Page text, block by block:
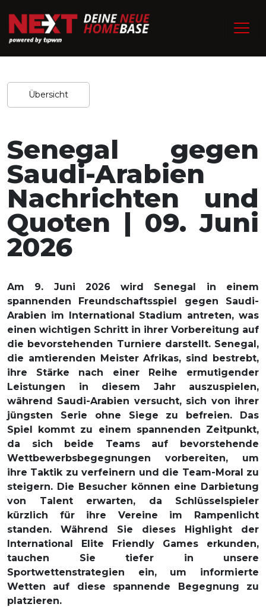
Home/Experten-Tipps
Redaktion / 08.06.2026
Teilen
Übersicht
Senegal gegen
Saudi-Arabien
Nachrichten und
Quoten | 09. Juni
2026
Am 9. Juni 2026 wird Senegal in einem
spannenden Freundschaftsspiel gegen Saudi-
Arabien im International Stadium antreten, was
einen wichtigen Schritt in ihrer Vorbereitung auf
die bevorstehenden Turniere darstellt. Senegal,
die amtierenden Meister Afrikas, sind bestrebt,
ihre Stärke nach einer Reihe ermutigender
Leistungen in diesem Jahr auszuspielen,
während Saudi-Arabien versucht, sich von ihrer
jüngsten Serie ohne Siege zu befreien. Das
Spiel kommt zu einem spannenden Zeitpunkt,
da sich beide Teams auf bevorstehende
Wettbewerbsbegegnungen vorbereiten, um
ihre Taktik zu verfeinern und die Team-Moral zu
steigern. Die Besucher können eine Darbietung
von Talent erwarten, da Schlüsselspieler
kürzlich für ihre Vereine im Rampenlicht
standen. Während Sie dieses Highlight der
International Elite Friendly Games erkunden,
tauchen Sie tiefer in unsere
Sportwettenstrategien ein, um informierte
Wetten auf diese spannende Begegnung zu
platzieren.